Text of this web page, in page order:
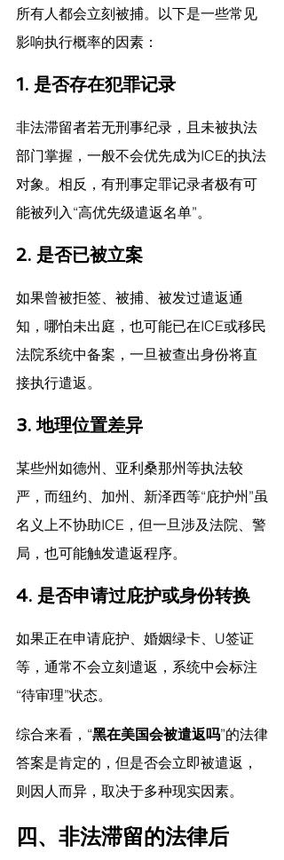
所有人都会立刻被捕。以下是一些常见
影响执行概率的因素：
1. 是否存在犯罪记录
非法滞留者若无刑事纪录，且未被执法
部门掌握，一般不会优先成为ICE的执法
对象。相反，有刑事定罪记录者极有可
能被列入“高优先级遣返名单”。
2. 是否已被立案
如果曾被拒签、被捕、被发过遣返通
知，哪怕未出庭，也可能已在ICE或移民
法院系统中备案，一旦被查出身份将直
接执行遣返。
3. 地理位置差异
某些州如德州、亚利桑那州等执法较
严，而纽约、加州、新泽西等“庇护州”虽
名义上不协助ICE，但一旦涉及法院、警
局，也可能触发遣返程序。
4. 是否申请过庇护或身份转换
如果正在申请庇护、婚姻绿卡、U签证
等，通常不会立刻遣返，系统中会标注
“待审理”状态。
综合来看，“黑在美国会被遣返吗”的法律
答案是肯定的，但是否会立即被遣返，
则因人而异，取决于多种现实因素。
四、非法滞留的法律后